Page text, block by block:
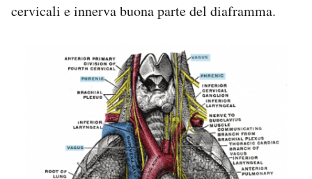
cervicali e innerva buona parte del diaframma.